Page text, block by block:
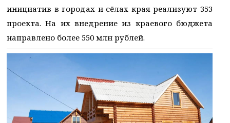
инициатив в городах и сёлах края реализуют 353
проекта. На их внедрение из краевого бюджета
направлено более 550 млн рублей.